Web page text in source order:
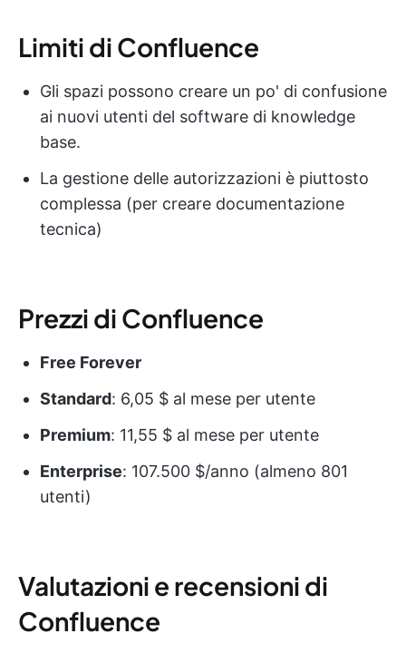
Limiti di Confluence
Gli spazi possono creare un po' di confusione
ai nuovi utenti del software di knowledge
base.
La gestione delle autorizzazioni è piuttosto
complessa (per creare documentazione
tecnica)
Prezzi di Confluence
Free Forever
Standard: 6,05 $ al mese per utente
Premium: 11,55 $ al mese per utente
Enterprise: 107.500 $/anno (almeno 801
utenti)
Valutazioni e recensioni di
Confluence